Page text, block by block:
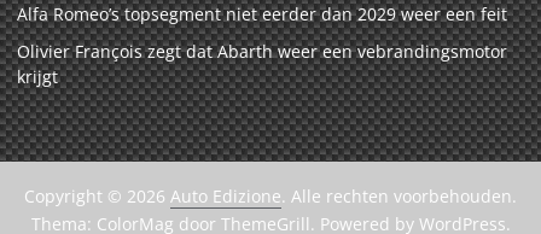
Alfa Romeo’s topsegment niet eerder dan 2029 weer een feit
Olivier François zegt dat Abarth weer een vebrandingsmotor
krijgt
Copyright © 2026 Auto Edizione. Alle rechten voorbehouden.
Thema: ColorMag door ThemeGrill. Powered by WordPress.